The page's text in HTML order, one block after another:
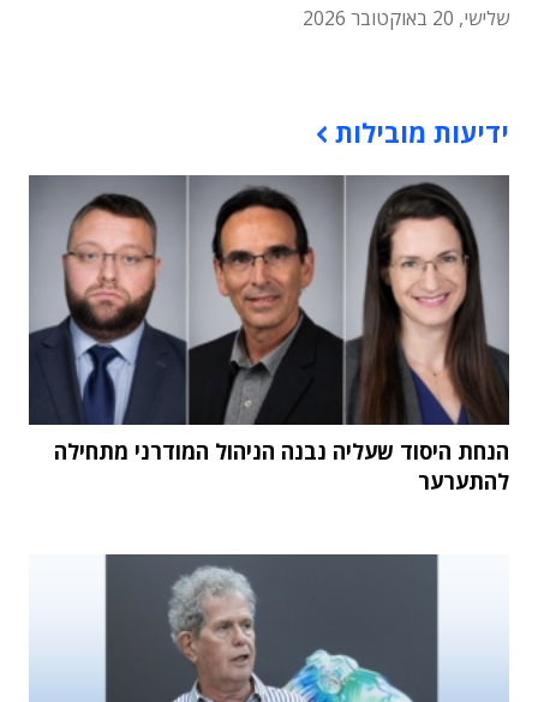
שלישי, 20 באוקטובר 2026
ידיעות מובילות
הנחת היסוד שעליה נבנה הניהול המודרני מתחילה
להתערער